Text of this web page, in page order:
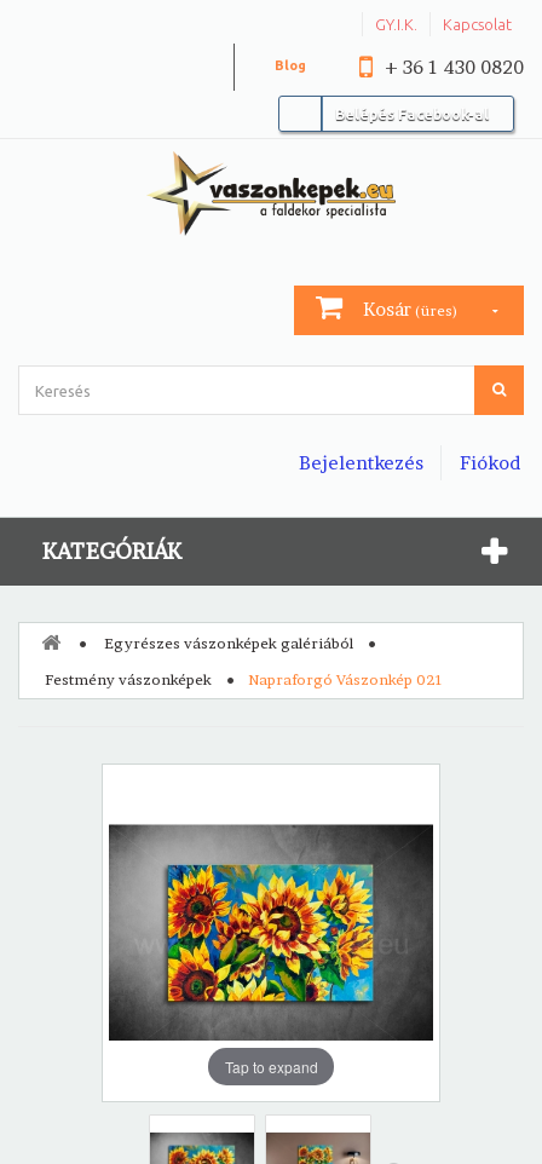
GY.I.K. Kapcsolat
+ 36 1 430 0820
Blog
Belépés Facebook-al
Kosár (üres)
Fiókod
Bejelentkezés
KATEGÓRIÁK
Egyrészes vászonképek galériából
Festmény vászonképek
Napraforgó Vászonkép 021
Tap to expand